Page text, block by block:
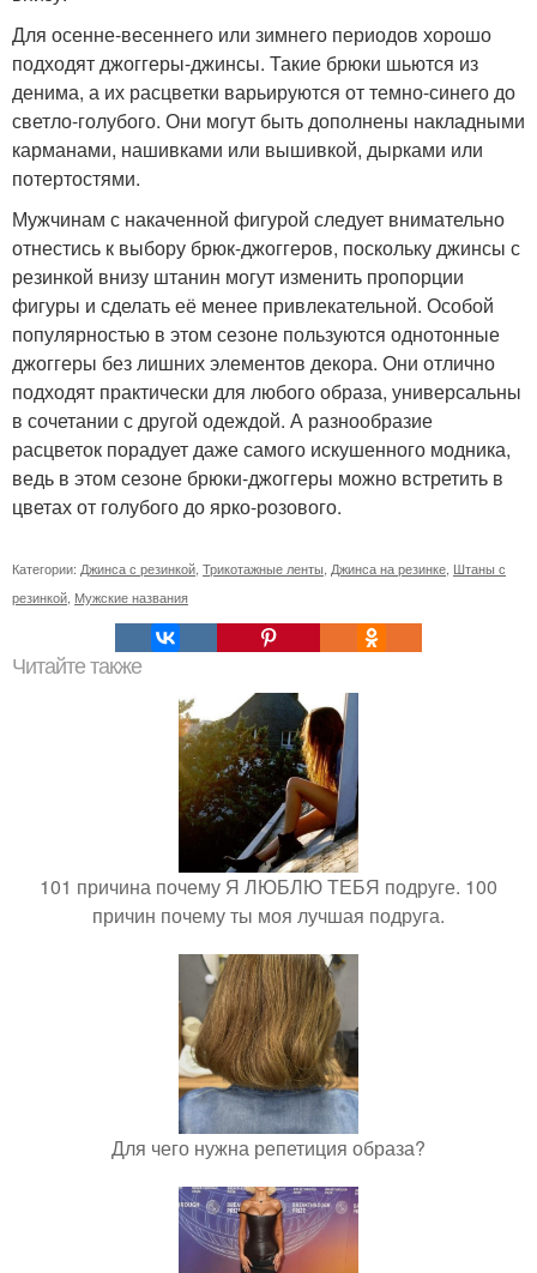
Для осенне-весеннего или зимнего периодов хорошо
подходят джоггеры-джинсы. Такие брюки шьются из
денима, а их расцветки варьируются от темно-синего до
светло-голубого. Они могут быть дополнены накладными
карманами, нашивками или вышивкой, дырками или
потертостями.
Мужчинам с накаченной фигурой следует внимательно
отнестись к выбору брюк-джоггеров, поскольку джинсы с
резинкой внизу штанин могут изменить пропорции
фигуры и сделать её менее привлекательной. Особой
популярностью в этом сезоне пользуются однотонные
джоггеры без лишних элементов декора. Они отлично
подходят практически для любого образа, универсальны
в сочетании с другой одеждой. А разнообразие
расцветок порадует даже самого искушенного модника,
ведь в этом сезоне брюки-джоггеры можно встретить в
цветах от голубого до ярко-розового.
Категории: Джинса с резинкой Трикотажные ленты Джинса на резинке Штаны с
резинкой Мужские названия
Читайте также
101 причина почему Я ЛЮБЛЮ ТЕБЯ подруге. 100
причин почему ты моя лучшая подруга.
Для чего нужна репетиция образа?